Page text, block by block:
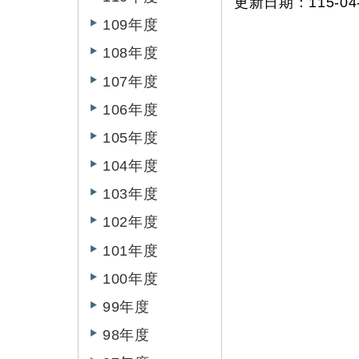
109年度
108年度
107年度
106年度
105年度
104年度
103年度
102年度
101年度
100年度
99年度
98年度